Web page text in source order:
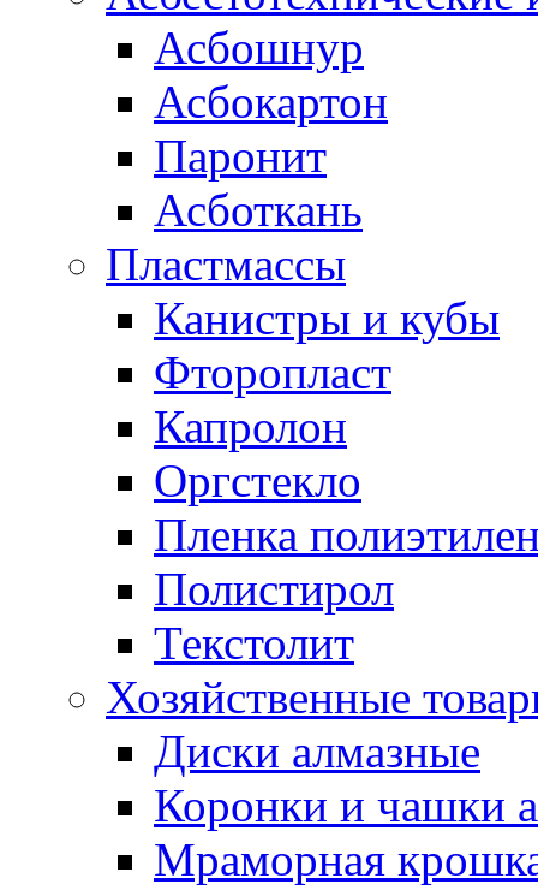
Асбошнур
Асбокартон
Паронит
Асботкань
Пластмассы
Канистры и кубы
Фторопласт
Капролон
Оргстекло
Пленка
Полистирол
Текстолит
Хозяйственные
Диски алмазные
Коронки и чашки
Мраморная